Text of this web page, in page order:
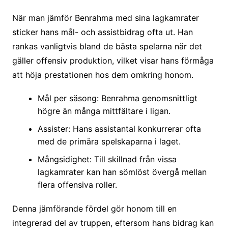
När man jämför Benrahma med sina lagkamrater
sticker hans mål- och assistbidrag ofta ut. Han
rankas vanligtvis bland de bästa spelarna när det
gäller offensiv produktion, vilket visar hans förmåga
att höja prestationen hos dem omkring honom.
Mål per säsong: Benrahma genomsnittligt
högre än många mittfältare i ligan.
Assister: Hans assistantal konkurrerar ofta
med de primära spelskaparna i laget.
Mångsidighet: Till skillnad från vissa
lagkamrater kan han sömlöst övergå mellan
flera offensiva roller.
Denna jämförande fördel gör honom till en
integrerad del av truppen, eftersom hans bidrag kan